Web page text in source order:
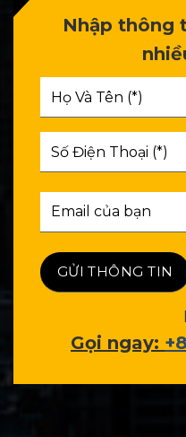
Nhập thông
Gọi ngay: